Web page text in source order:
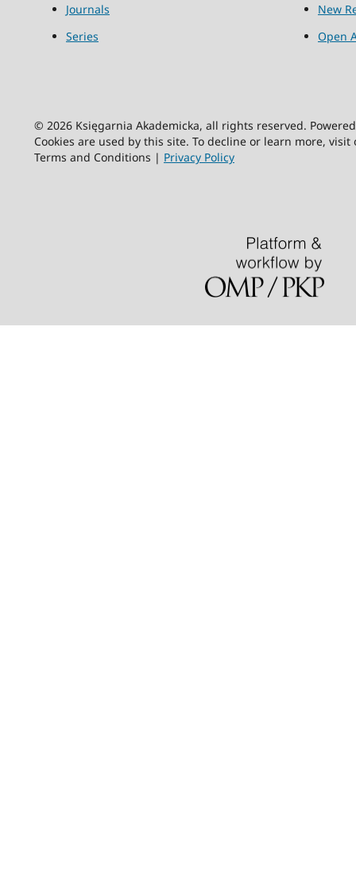
Journals
Series
New
Open
© 2026 Księgarnia Akademicka, all rights reserved.
Cookies are used by this site. To decline or learn more,
Terms and Conditions | Privacy Policy